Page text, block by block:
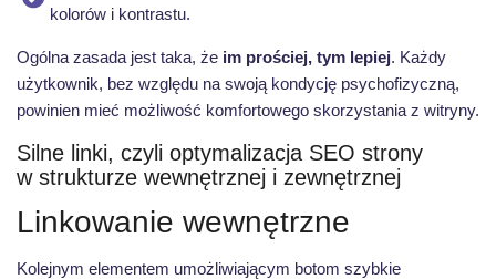
kolorów i kontrastu.
Ogólna zasada jest taka, że im prościej, tym lepiej. Każdy
użytkownik, bez względu na swoją kondycję psychofizyczną,
powinien mieć możliwość komfortowego skorzystania z witryny.
Silne linki, czyli optymalizacja SEO strony
w strukturze wewnętrznej i zewnętrznej
Linkowanie wewnętrzne
Kolejnym elementem umożliwiającym botom szybkie